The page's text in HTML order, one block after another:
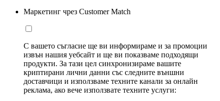
Маркетинг чрез Customer Match
С вашето съгласие ще ви информираме и за промоции
извън нашия уебсайт и ще ви показваме подходящи
продукти. За тази цел синхронизираме вашите
криптирани лични данни със следните външни
доставчици и използваме техните канали за онлайн
реклама, ако вече използвате техните услуги: